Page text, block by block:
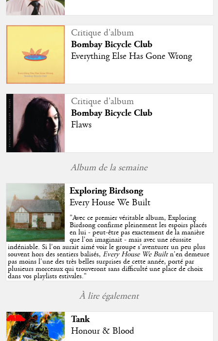
Critique d'album
Bombay Bicycle Club
Everything Else Has Gone Wrong
Critique d'album
Bombay Bicycle Club
Flaws
Album de la semaine
Exploring Birdsong
Every House We Built
"Avec ce premier véritable album, Exploring
Birdsong confirme pleinement les espoirs placés
en lui - peut-être pas exactement de la manière
que l'on imaginait - mais avec une réussite
indéniable. Si l'on aurait aimé voir le groupe s'aventurer un peu plus
souvent hors des sentiers balisés,Every House We Builtn'en demeure
pas moins l'une des très belles surprises de cette année, porté par
plusieurs morceaux qui trouveront sans difficulté une place de choix
dans vos playlists estivales."
À lire également
Tank
Honour & Blood